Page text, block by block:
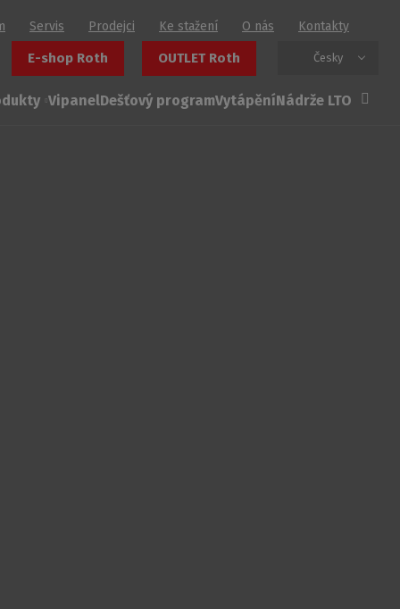
Servis Prodejci Ke stažení O nás Kontakty
E-shop Roth OUTLET Roth Česky
VipanelDešťový programVytápěníNádrže LTO